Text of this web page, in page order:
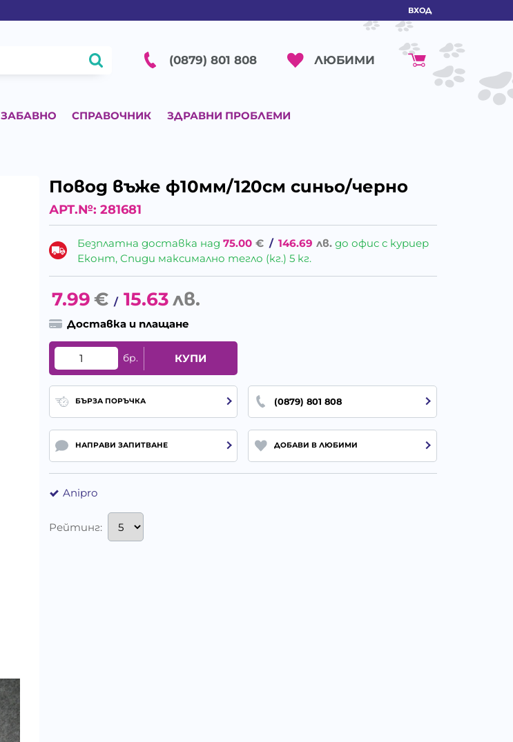
ВХОД
(0879) 801 808 ЛЮБИМИ
ЗАБАВНО СПРАВОЧНИК ЗДРАВНИ ПРОБЛЕМИ
Повод въже ф10мм/120см синьо/черно
АРТ.№: 281681
Безплатна доставка над75.00 € / 146.69 лв. до офис с куриер
Еконт, Спиди максимално тегло (кг.) 5 кг.
7.99€ / 15.63лв.
Доставка и плащане
бр. КУПИ
БЪРЗА ПОРЪЧКА (0879) 801 808
НАПРАВИ ЗАПИТВАНЕ ДОБАВИ В ЛЮБИМИ
Anipro
Рейтинг: